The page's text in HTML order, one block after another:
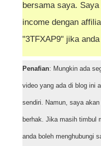
bersama saya.
income dengan
"3TFXAP9" jika
Penafian: Mungkin ada
video yang ada di blog ini
sendiri. Namun, saya
berhak. Jika masih timbul
anda boleh menghubungi